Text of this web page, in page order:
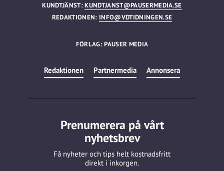
KUNDTJÄNST:KUNDTJANST@PAUSERMEDIA.SE
REDAKTIONEN: INFO@VDTIDNINGEN.SE
FÖRLAG: PAUSER MEDIA
Redaktionen Partnermedia Annonsera
Prenumerera på vårt
nyhetsbrev
Få nyheter och tips helt kostnadsfritt
direkt i inkorgen.